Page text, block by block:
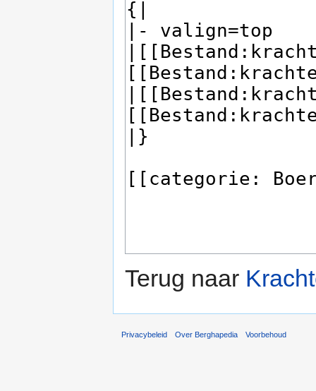
Terug naar
Privacybeleid Over Berghapedia Voorbehoud